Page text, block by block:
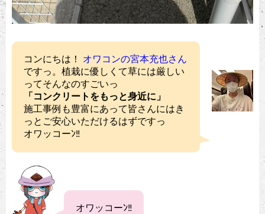
コンにちは！ オワコンの宮本充也さん
ですっ。植栽に優しくて草には厳しい
ってそんなのすごいっ
「コンクリートをもっと身近に」
施工事例も豊富にあって皆さんにはき
っとご安心いただけるはずですっ
オワッコーﾝ‼︎
オワッコーﾝ‼